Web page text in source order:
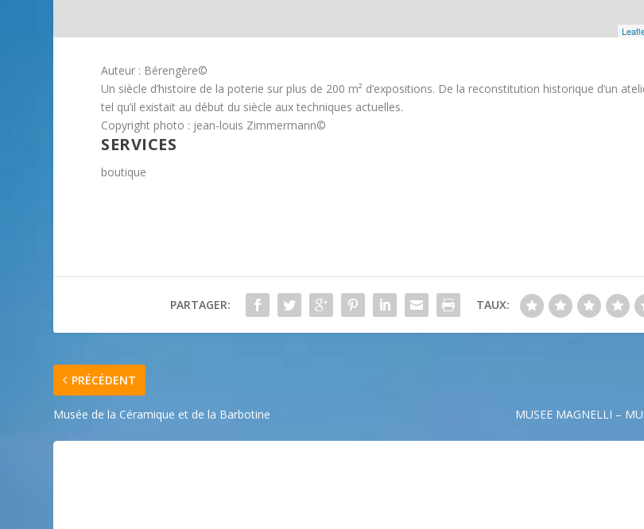
Auteur : Bérengère©
Un siècle d’histoire de la poterie sur plus de 200 m² d’expositions. De la reconstitution historique d’un
tel qu’il existait au début du siècle aux techniques actuelles.
Copyright photo : jean-louis Zimmermann©
SERVICES
boutique
PARTAGER: TAUX:
PRÉCÉDENT
Musée de la Céramique et de la Barbotine MUSEE MAGNELLI –